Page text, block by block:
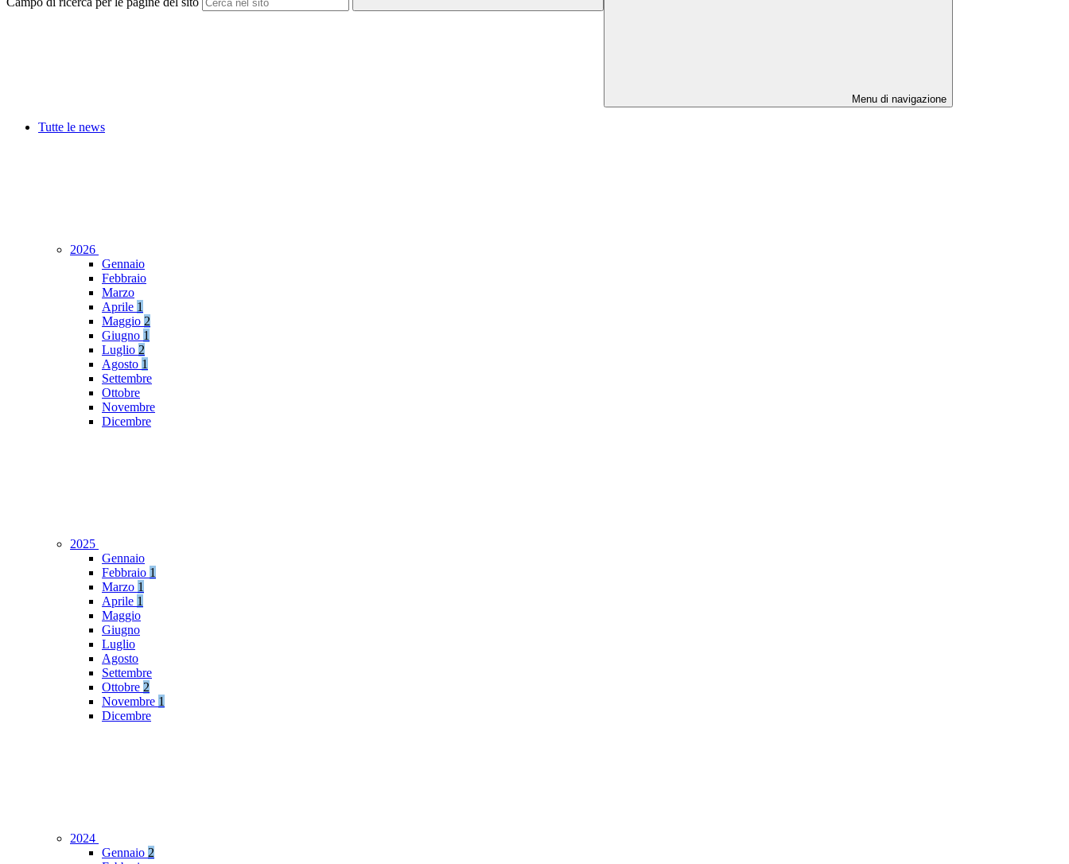
Menu di navigazione
Tutte le news
2026
Gennaio
Febbraio
Marzo
Aprile 1
Maggio 2
Giugno 1
Luglio 2
Agosto 1
Settembre
Ottobre
Novembre
Dicembre
2025
Gennaio
Febbraio 1
Marzo 1
Aprile 1
Maggio
Giugno
Luglio
Agosto
Settembre
Ottobre 2
Novembre 1
Dicembre
2024
Gennaio 2